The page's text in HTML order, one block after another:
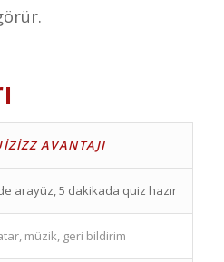
AVANTAJI
arayüz, 5 dakikada quiz hazır
müzik, geri bildirim